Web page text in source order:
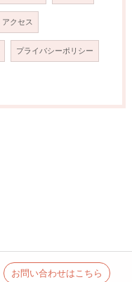
アクセス
プライバシーポリシー
お問い合わせはこちら